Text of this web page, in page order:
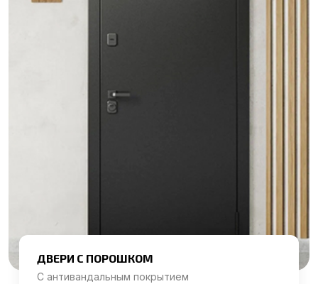
ДВЕРИ С ПОРОШКОМ
С антивандальным покрытием